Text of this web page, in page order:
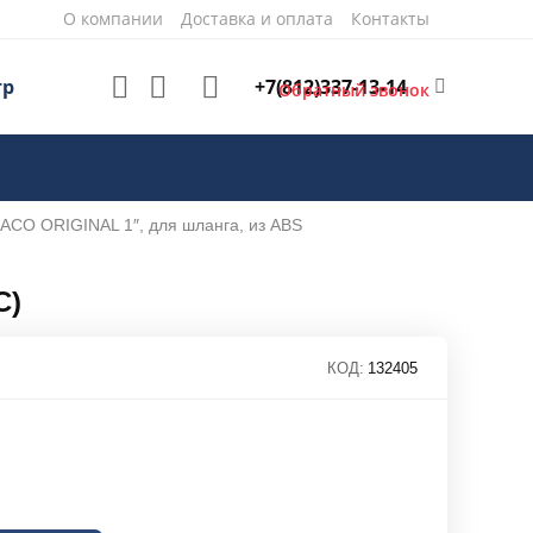
О компании Доставка и оплата Контакты
+7(812)337-13-14
Обратный звонок
ORIGINAL 1″, для шланга, из ABS
КОД: 132405